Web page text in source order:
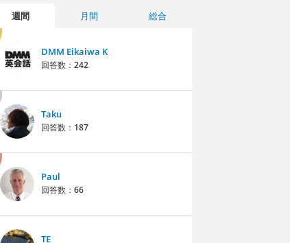
週間 月間 総合
DMM Eikaiwa K
回答数： 242
Taku
回答数： 187
Paul
回答数： 66
TE